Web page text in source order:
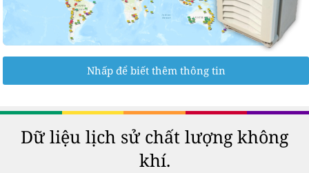
Nhấp để biết thêm thông tin
Dữ liệu lịch sử chất lượng không
khí.